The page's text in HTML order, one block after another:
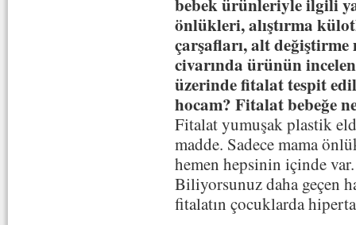
bebek ürünleriyle ilgili
önlükleri, alıştırma
çarşafları, alt
civarında ürünün
üzerinde fitalat tespit
hocam? Fitalat bebeğe
Fitalat yumuşak plastik
madde. Sadece mama
hemen hepsinin içinde
Biliyorsunuz daha geçen
fitalatın çocuklarda